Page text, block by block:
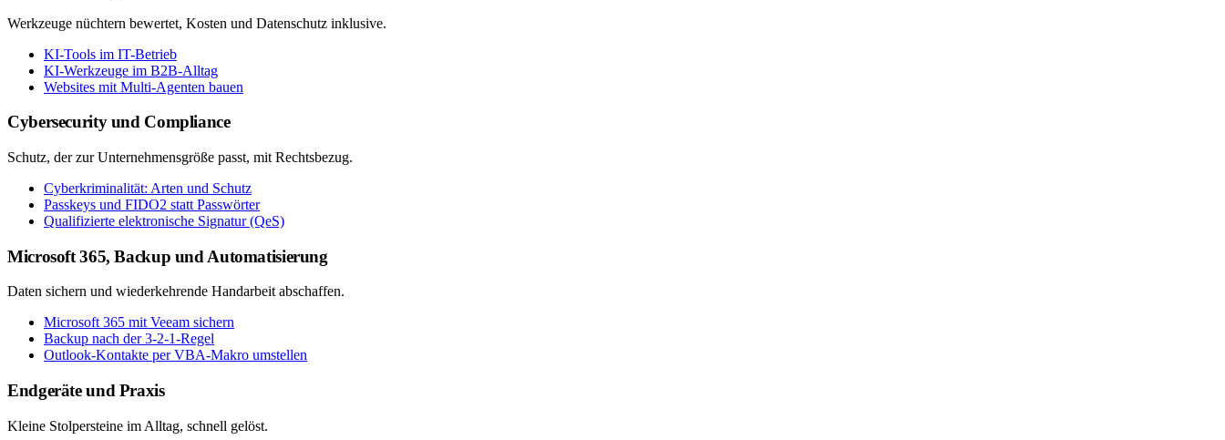
Werkzeuge nüchtern bewertet, Kosten und Datenschutz inklusive.
KI-Tools im IT-Betrieb
KI-Werkzeuge im B2B-Alltag
Websites mit Multi-Agenten bauen
Cybersecurity und Compliance
Schutz, der zur Unternehmensgröße passt, mit Rechtsbezug.
Cyberkriminalität: Arten und Schutz
Passkeys und FIDO2 statt Passwörter
Qualifizierte elektronische Signatur (QeS)
Microsoft 365, Backup und Automatisierung
Daten sichern und wiederkehrende Handarbeit abschaffen.
Microsoft 365 mit Veeam sichern
Backup nach der 3-2-1-Regel
Outlook-Kontakte per VBA-Makro umstellen
Endgeräte und Praxis
Kleine Stolpersteine im Alltag, schnell gelöst.